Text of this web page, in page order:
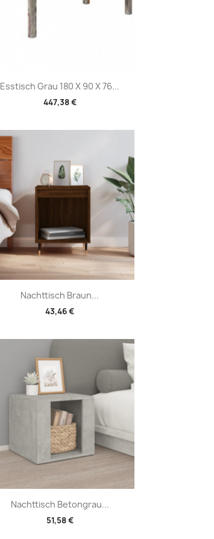
Esstisch Grau 180 X 90 X 76...
447,38 €
Vorschau
Nachttisch Braun...
43,46 €
Vorschau
Nachttisch Betongrau...
51,58 €
Vorschau